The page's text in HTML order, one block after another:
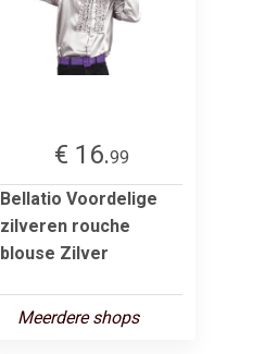
€ 16.99
Bellatio Voordelige
zilveren rouche
blouse Zilver
Meerdere shops